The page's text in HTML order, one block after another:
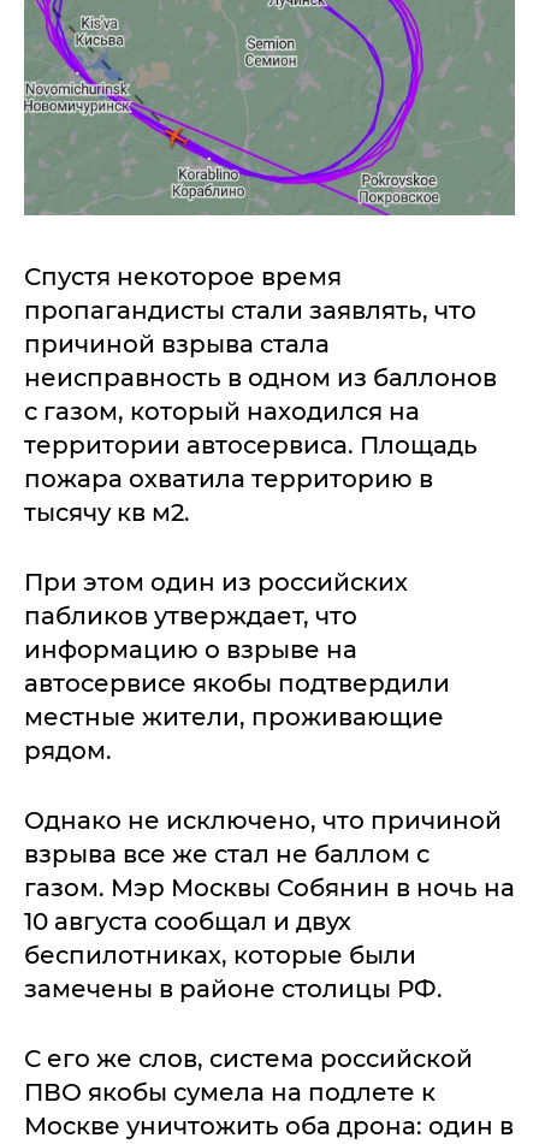
Спустя некоторое время
пропагандисты стали заявлять, что
причиной взрыва стала
неисправность в одном из баллонов
с газом, который находился на
территории автосервиса. Площадь
пожара охватила территорию в
тысячу кв м2.
При этом один из российских
пабликов утверждает, что
информацию о взрыве на
автосервисе якобы подтвердили
местные жители, проживающие
рядом.
Однако не исключено, что причиной
взрыва все же стал не баллом с
газом. Мэр Москвы Собянин в ночь на
10 августа сообщал и двух
беспилотниках, которые были
замечены в районе столицы РФ.
С его же слов, система российской
ПВО якобы сумела на подлете к
Москве уничтожить оба дрона: один в